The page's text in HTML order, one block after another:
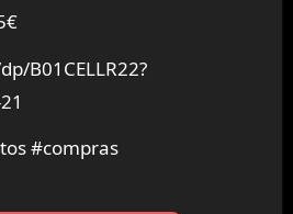
B01CELLR22?
#compras